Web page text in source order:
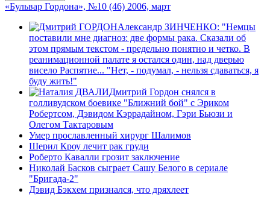
«Бульвар Гордона», №10 (46) 2006, март
Александр ЗИНЧЕНКО: "Немцы
поставили мне диагноз: две формы рака. Сказали об
этом прямым текстом - предельно понятно и четко. В
реанимационной палате я остался один, над дверью
висело Распятие... "Нет, - подумал, - нельзя сдаваться, я
буду жить!"
Дмитрий Гордон снялся в
голливудском боевике "Ближний бой" с Эриком
Робертсом, Дэвидом Кэррадайном, Гэри Бьюзи и
Олегом Тактаровым
Умер прославленный хирург Шалимов
Шерил Кроу лечит рак груди
Роберто Кавалли грозит заключение
Николай Басков сыграет Сашу Белого в сериале
"Бригада-2"
Дэвид Бэкхем признался, что дряхлеет